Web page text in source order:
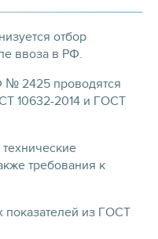
отбор
ввоза в РФ.
№ 2425 проводятся
10632-2014 и ГОСТ
требования к
из ГОСТ